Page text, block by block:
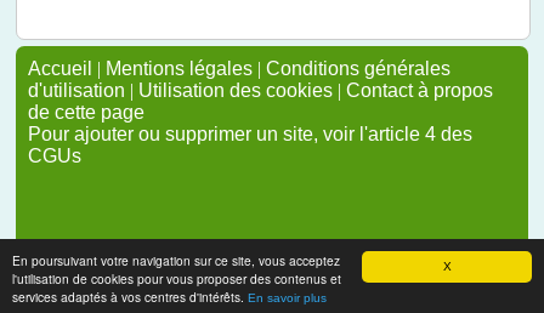
X
En poursuivant votre navigation sur ce site, vous acceptez
l'utilisation de cookies pour vous proposer des contenus et
services adaptés à vos centres d'intérêts. En savoir plus
Accueil | Mentions légales | Conditions générales
d'utilisation | Utilisation des cookies | Contact à propos
de cette page
Pour ajouter ou supprimer un site, voir l'article 4 des
CGUs